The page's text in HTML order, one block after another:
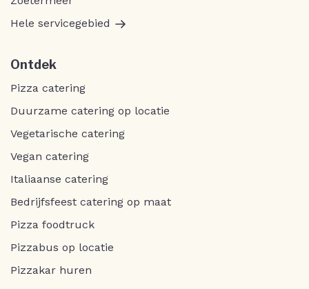
Hele servicegebied
Ontdek
Pizza catering
Duurzame catering op locatie
Vegetarische catering
Vegan catering
Italiaanse catering
Bedrijfsfeest catering op maat
Pizza foodtruck
Pizzabus op locatie
Pizzakar huren